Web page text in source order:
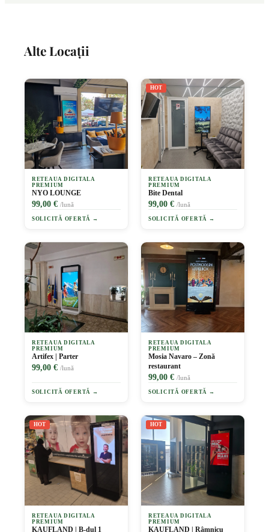
Alte Locații
RETEAUA DIGITALA
PREMIUM
NYO LOUNGE
99,00 € /lună
SOLICITĂ OFERTĂ →
HOT
RETEAUA DIGITALA
PREMIUM
Bite Dental
99,00 € /lună
SOLICITĂ OFERTĂ →
RETEAUA DIGITALA
PREMIUM
Artifex | Parter
99,00 € /lună
SOLICITĂ OFERTĂ →
RETEAUA DIGITALA
PREMIUM
Mosia Navaro – Zonă
restaurant
99,00 € /lună
SOLICITĂ OFERTĂ →
HOT
RETEAUA DIGITALA
PREMIUM
KAUFLAND | B-dul 1
HOT
RETEAUA DIGITALA
PREMIUM
KAUFLAND | Râmnicu